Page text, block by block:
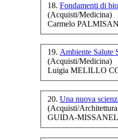
18. Fondamenti di
(Acquisti/Medicina)
Carmelo
19. Ambiente Salute
(Acquisti/Medicina)
Luigia MELILLO
20. Una nuova
(Acquisti/Architettura
GUIDA-